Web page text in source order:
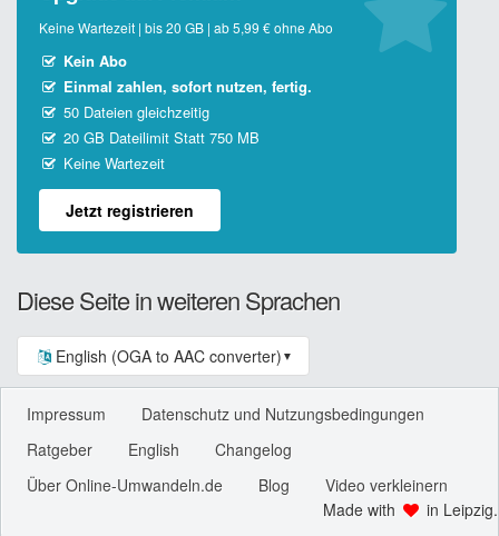
Keine Wartezeit | bis 20 GB | ab 5,99 € ohne Abo
Kein Abo
Einmal zahlen, sofort nutzen, fertig.
50 Dateien gleichzeitig
20 GB Dateilimit Statt 750 MB
Keine Wartezeit
Jetzt registrieren
Diese Seite in weiteren Sprachen
English (OGA to AAC converter) ▼
Impressum
Datenschutz und Nutzungsbedingungen
Ratgeber
English
Changelog
Über Online-Umwandeln.de
Blog
Video verkleinern
Made with
in Leipzig.